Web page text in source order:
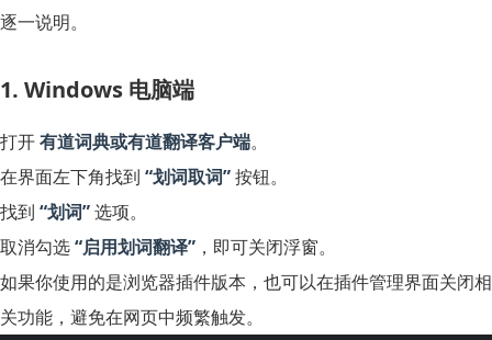
逐一说明。
1. Windows 电脑端
打开有道词典或有道翻译客户端。
在界面左下角找到 “划词取词”按钮。
找到 “划词”选项。
取消勾选“启用划词翻译” ，即可关闭浮窗。
如果你使用的是浏览器插件版本，也可以在插件管理界面关闭相
关功能，避免在网页中频繁触发。